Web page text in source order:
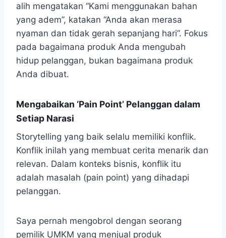
alih mengatakan “Kami menggunakan bahan
yang adem”, katakan “Anda akan merasa
nyaman dan tidak gerah sepanjang hari”. Fokus
pada bagaimana produk Anda mengubah
hidup pelanggan, bukan bagaimana produk
Anda dibuat.
Mengabaikan ‘Pain Point’ Pelanggan dalam
Setiap Narasi
Storytelling yang baik selalu memiliki konflik.
Konflik inilah yang membuat cerita menarik dan
relevan. Dalam konteks bisnis, konflik itu
adalah masalah (pain point) yang dihadapi
pelanggan.
Saya pernah mengobrol dengan seorang
pemilik UMKM yang menjual produk